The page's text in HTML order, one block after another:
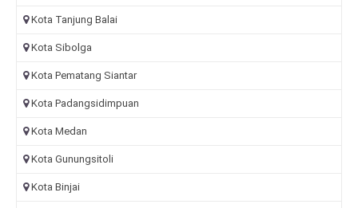
Kota Tanjung Balai
Kota Sibolga
Kota Pematang Siantar
Kota Padangsidimpuan
Kota Medan
Kota Gunungsitoli
Kota Binjai